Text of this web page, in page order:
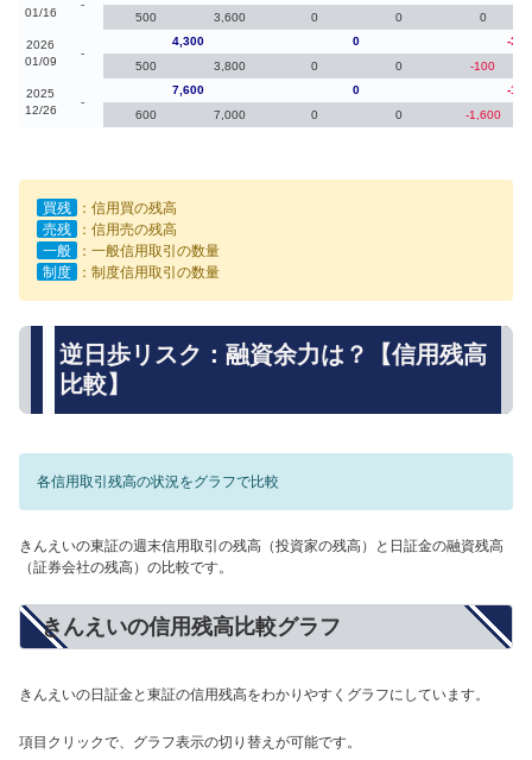
01/16
-
500
3,600 0 0 0
2026
01/09
-
4,300 0
-
500
3,800 0 0 -100
2025
12/26
-
7,600 0
-
600
7,000 0 0 -1,600
買残
：信用買の残高
売残
：信用売の残高
一般
：一般信用取引の数量
制度
：制度信用取引の数量
逆日歩リスク：融資余力は？【信用残高
比較】
各信用取引残高の状況をグラフで比較
きんえいの東証の週末信用取引の残高（投資家の残高）と日証金の融資残高
（証券会社の残高）の比較です。
きんえいの信用残高比較グラフ
きんえいの日証金と東証の信用残高をわかりやすくグラフにしています。
項目クリックで、グラフ表示の切り替えが可能です。